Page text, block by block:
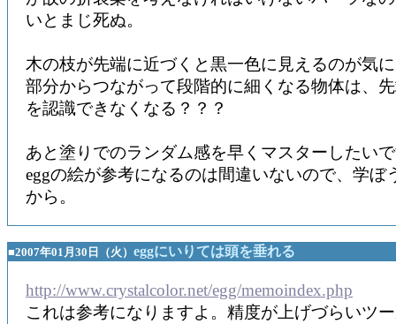
いとまじ死ぬ。
木の枝が先端に近づくと黒一色に見えるのが気
部分からつながって段階的に細くなる物体は、
を認識できなくなる？？？
あと塗りでのランダム感を早くマスターしたい
eggの絵が参考になるのは間違いないので、学ぼ
から。
■2007年01月30日（火） eggにいりては頭を垂れる
http://www.crystalcolor.net/egg/memoindex.php
これは参考になりますよ。精度が上げづらいツ